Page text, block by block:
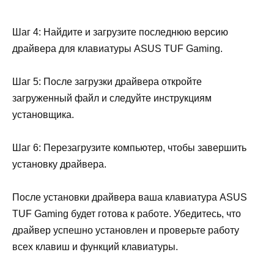
Шаг 4: Найдите и загрузите последнюю версию
драйвера для клавиатуры ASUS TUF Gaming.
Шаг 5: После загрузки драйвера откройте
загруженный файл и следуйте инструкциям
установщика.
Шаг 6: Перезагрузите компьютер, чтобы завершить
установку драйвера.
После установки драйвера ваша клавиатура ASUS
TUF Gaming будет готова к работе. Убедитесь, что
драйвер успешно установлен и проверьте работу
всех клавиш и функций клавиатуры.